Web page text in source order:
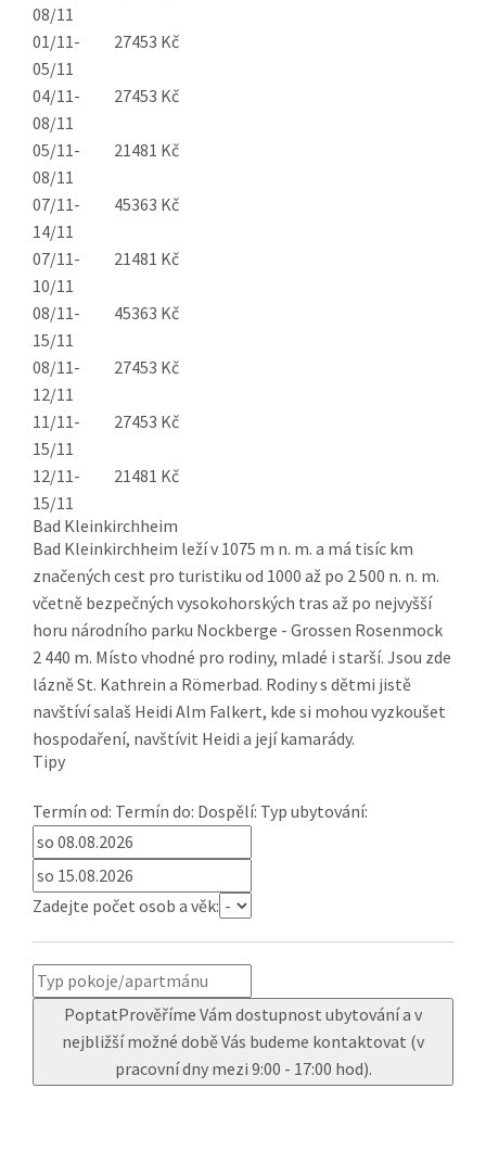
08/11
01/11-
05/11
27453 Kč
04/11-
08/11
27453 Kč
05/11-
08/11
21481 Kč
07/11-
14/11
45363 Kč
07/11-
10/11
21481 Kč
08/11-
15/11
45363 Kč
08/11-
12/11
27453 Kč
11/11-
15/11
27453 Kč
12/11-
15/11
21481 Kč
Bad Kleinkirchheim
Bad Kleinkirchheim leží v 1075 m n. m. a má tisíc km
značených cest pro turistiku od 1000 až po 2 500 n. n. m.
včetně bezpečných vysokohorských tras až po nejvyšší
horu národního parku Nockberge - Grossen Rosenmock
2 440 m. Místo vhodné pro rodiny, mladé i starší. Jsou zde
lázně St. Kathrein a Römerbad. Rodiny s dětmi jistě
navštíví salaš Heidi Alm Falkert, kde si mohou vyzkoušet
hospodaření, navštívit Heidi a její kamarády.
Tipy
Termín od: Termín do: Dospělí: Typ ubytování:
Zadejte počet osob a věk:
PoptatPrověříme Vám dostupnost ubytování a v
nejbližší možné době Vás budeme kontaktovat (v
pracovní dny mezi 9:00 - 17:00 hod).